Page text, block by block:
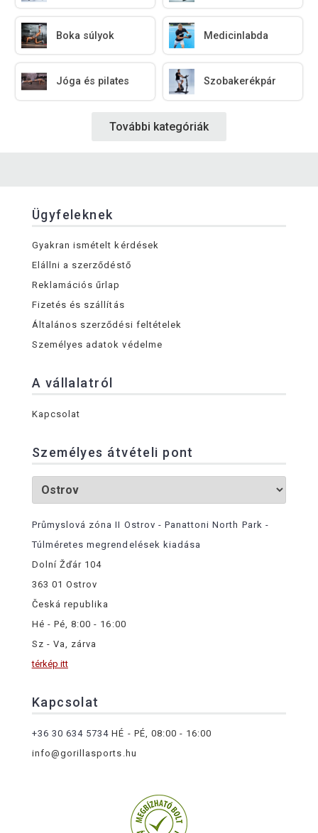
Boka súlyok Medicinlabda
Jóga és pilates Szobakerékpár
További kategóriák
Ügyfeleknek
Gyakran ismételt kérdések
Elállni a szerződéstő
Reklamációs űrlap
Fizetés és szállítás
Általános szerződési feltételek
Személyes adatok védelme
A vállalatról
Kapcsolat
Személyes átvételi pont
Průmyslová zóna II Ostrov - Panattoni North Park -
Túlméretes megrendelések kiadása
Dolní Žďár 104
363 01 Ostrov
Česká republika
Hé - Pé, 8:00 - 16:00
Sz - Va, zárva
térkép itt
Kapcsolat
+36 30 634 5734 HÉ - PÉ, 08:00 - 16:00
info@gorillasports.hu